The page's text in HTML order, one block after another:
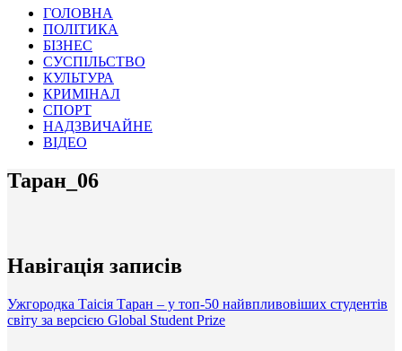
ГОЛОВНА
ПОЛІТИКА
БІЗНЕС
СУСПІЛЬСТВО
КУЛЬТУРА
КРИМІНАЛ
СПОРТ
НАДЗВИЧАЙНЕ
ВІДЕО
Таран_06
Навігація записів
Ужгородка Таісія Таран – у топ-50 найвпливовіших студентів
світу за версією Global Student Prize